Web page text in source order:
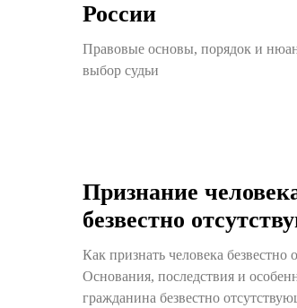
России
Правовые основы, порядок и
выбор судьи
Признание
безвестно
Как признать человека безвестно
Основания, последствия и
гражданина безвестно